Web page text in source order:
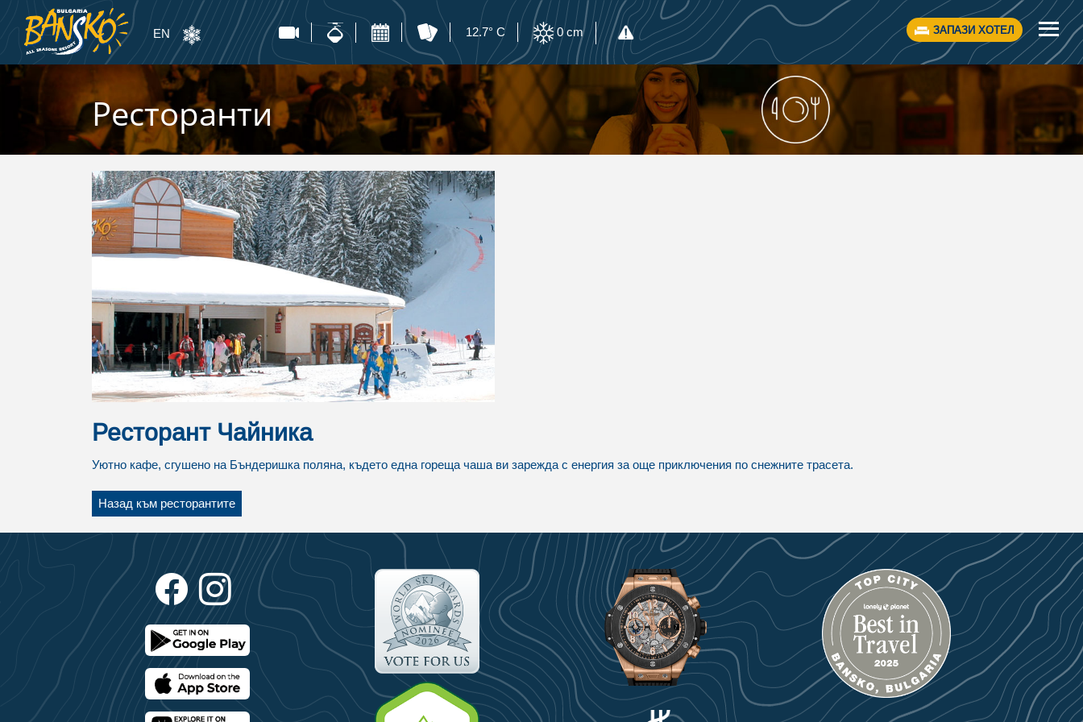
EN 12.7° C 0 cm ЗАПАЗИ ХОТЕЛ
Ресторанти
Ресторант Чайника
Уютно кафе, сгушено на Бъндеришка поляна, където една гореща чаша ви зарежда с енергия за още приключения по снежните трасета.
Назад към ресторантите